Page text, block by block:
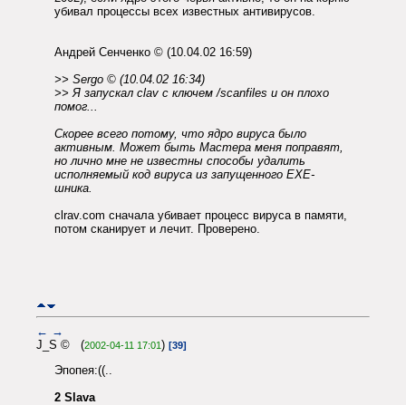
убивал процессы всех известных антивирусов.
Андрей Сенченко © (10.04.02 16:59)
>> Sergo © (10.04.02 16:34)
>> Я запускал clav с ключем /scanfiles и он плохо
помог...
Скорее всего потому, что ядро вируса было
активным. Может быть Мастера меня поправят,
но лично мне не известны способы удалить
исполняемый код вируса из запущенного EXE-
шника.
clrav.com сначала убивает процесс вируса в памяти,
потом сканирует и лечит. Проверено.
← →
J_S © (2002-04-11 17:01) [39]
Эпопея:((..
2 Slava